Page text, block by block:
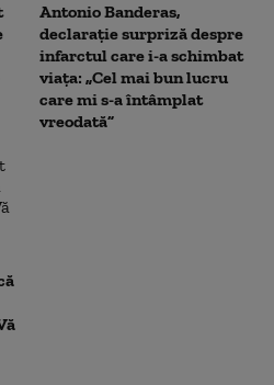
Antonio Banderas,
declarație surpriză despre
infarctul care i-a schimbat
viața: „Cel mai bun lucru
care mi s-a întâmplat
vreodată”